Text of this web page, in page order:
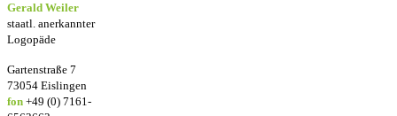
Gerald Weiler
staatl. anerkannter
Logopäde
Gartenstraße 7
73054 Eislingen
fon +49 (0) 7161-